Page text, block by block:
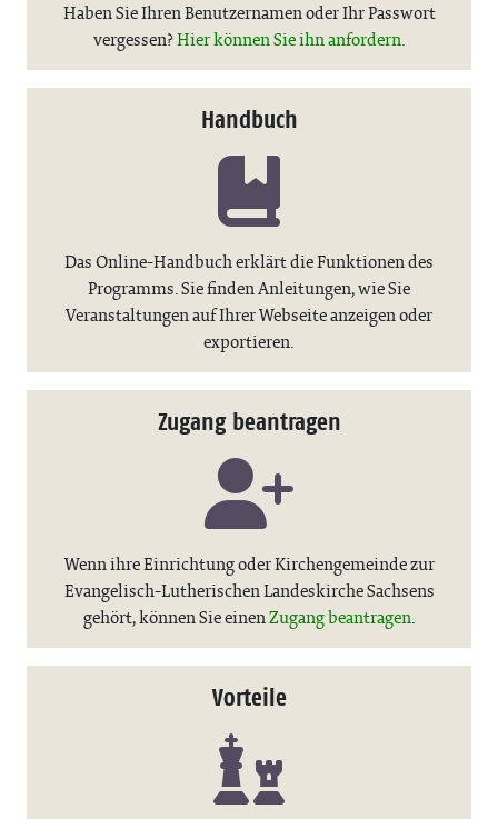
Haben Sie Ihren Benutzernamen oder Ihr Passwort
vergessen?Hier können Sie ihn anfordern.
Handbuch
Das Online-Handbuch erklärt die Funktionen des
Programms. Sie finden Anleitungen, wie Sie
Veranstaltungen auf Ihrer Webseite anzeigen oder
exportieren.
Zugang beantragen
Wenn ihre Einrichtung oder Kirchengemeinde zur
Evangelisch-Lutherischen Landeskirche Sachsens
gehört, können Sie einenZugang beantragen.
Vorteile